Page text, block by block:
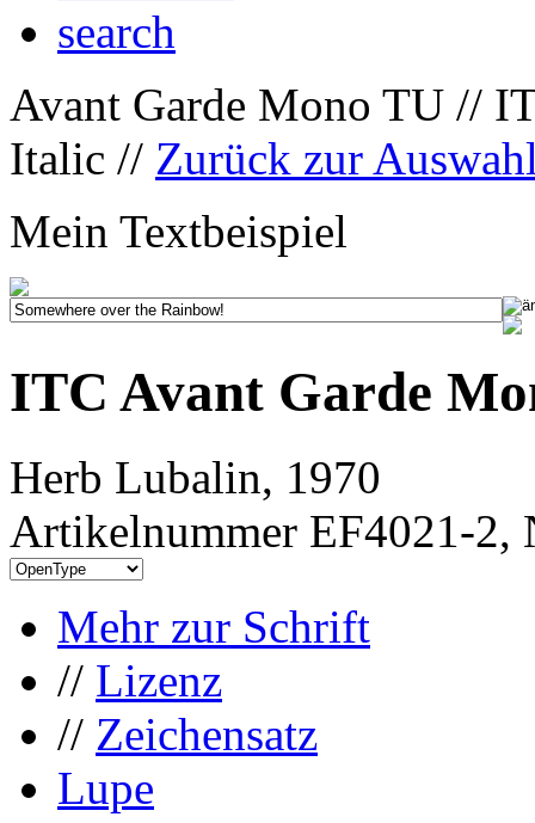
Avant Garde Mono TU //
Italic // Zurück zur
Mein Textbeispiel
ITC Avant Garde
Herb Lubalin, 1970
Artikelnummer EF4021-2,
Mehr zur Schrift
// Lizenz
// Zeichensatz
Lupe